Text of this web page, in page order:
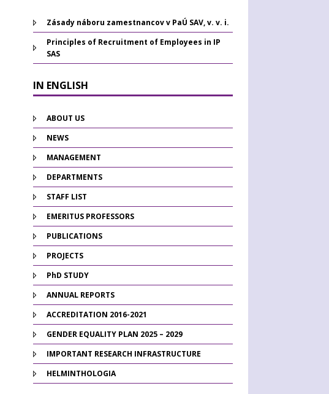
Zásady náboru zamestnancov v PaÚ SAV, v. v. i.
Principles of Recruitment of Employees in IP
SAS
IN ENGLISH
ABOUT US
NEWS
MANAGEMENT
DEPARTMENTS
STAFF LIST
EMERITUS PROFESSORS
PUBLICATIONS
PROJECTS
PhD STUDY
ANNUAL REPORTS
ACCREDITATION 2016-2021
GENDER EQUALITY PLAN 2025 – 2029
IMPORTANT RESEARCH INFRASTRUCTURE
HELMINTHOLOGIA